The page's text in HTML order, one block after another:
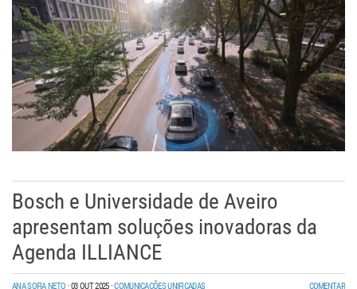
Bosch e Universidade de Aveiro
apresentam soluções inovadoras da
Agenda ILLIANCE
ANA SOFIA NETO ·03 OUT 2025·COMUNICAÇÕES UNIFICADAS COMENTAR